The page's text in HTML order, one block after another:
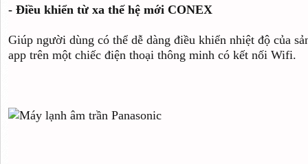
- Điều khiển từ xa thế hệ mới CONEX
Giúp người dùng có thể dễ dàng điều khiển nhiệt độ của
app trên một chiếc điện thoại thông minh có kết nối Wifi.